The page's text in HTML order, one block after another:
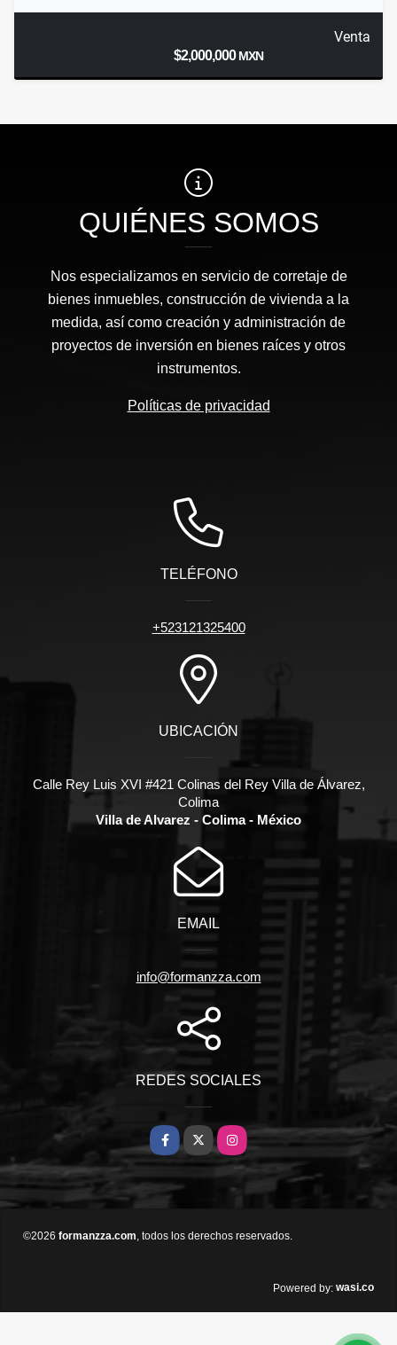
Venta
$2,000,000MXN
QUIÉNES SOMOS
Nos especializamos en servicio de corretaje de
bienes inmuebles, construcción de vivienda a la
medida, así como creación y administración de
proyectos de inversión en bienes raíces y otros
instrumentos.
Políticas de privacidad
TELÉFONO
+523121325400
UBICACIÓN
Calle Rey Luis XVI #421 Colinas del Rey Villa de Álvarez,
Colima
Villa de Alvarez - Colima - México
EMAIL
info@formanzza.com
REDES SOCIALES
Facebook
X Instagram
©2026 formanzza.com, todos los derechos reservados.
Powered by: wasi.co